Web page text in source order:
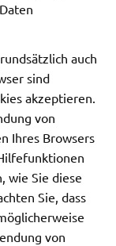
auch
sind
akzeptieren.
von
Ihres Browsers
wie Sie diese
Sie, dass
von